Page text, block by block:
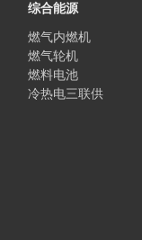
综合能源
燃气内燃机
燃气轮机
燃料电池
冷热电三联供